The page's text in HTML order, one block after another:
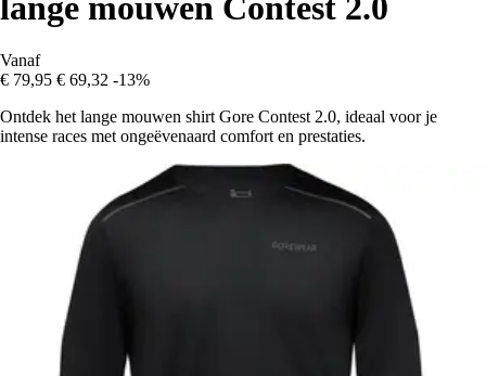
Vanaf
€ 79,95 € 69,32 -13%
Ontdek het lange mouwen shirt Gore Contest 2.0, ideaal voor je
intense races met ongeëvenaard comfort en prestaties.